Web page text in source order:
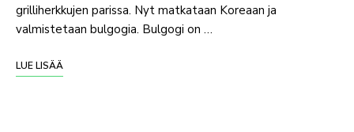
grilliherkkujen parissa. Nyt matkataan Koreaan ja
valmistetaan bulgogia. Bulgogi on …
LUE LISÄÄ